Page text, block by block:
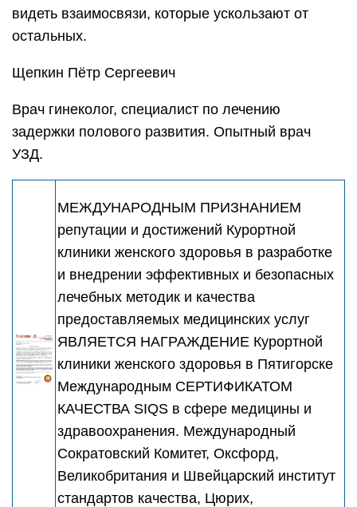
видеть взаимосвязи, которые ускользают от
остальных.
Щепкин Пётр Сергеевич
Врач гинеколог, специалист по лечению
задержки полового развития. Опытный врач
УЗД.
МЕЖДУНАРОДНЫМ ПРИЗНАНИЕМ
репутации и достижений Курортной
клиники женского здоровья в разработке
и внедрении эффективных и безопасных
лечебных методик и качества
предоставляемых медицинских услуг
ЯВЛЯЕТСЯ НАГРАЖДЕНИЕ Курортной
клиники женского здоровья в Пятигорске
Международным СЕРТИФИКАТОМ
КАЧЕСТВА SIQS в сфере медицины и
здравоохранения. Международный
Сократовский Комитет, Оксфорд,
Великобритания и Швейцарский институт
стандартов качества, Цюрих,